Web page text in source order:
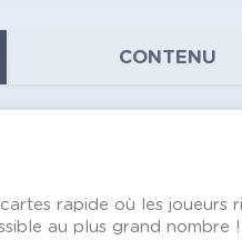
CONTENU
rapide où les
au plus grand nombre !